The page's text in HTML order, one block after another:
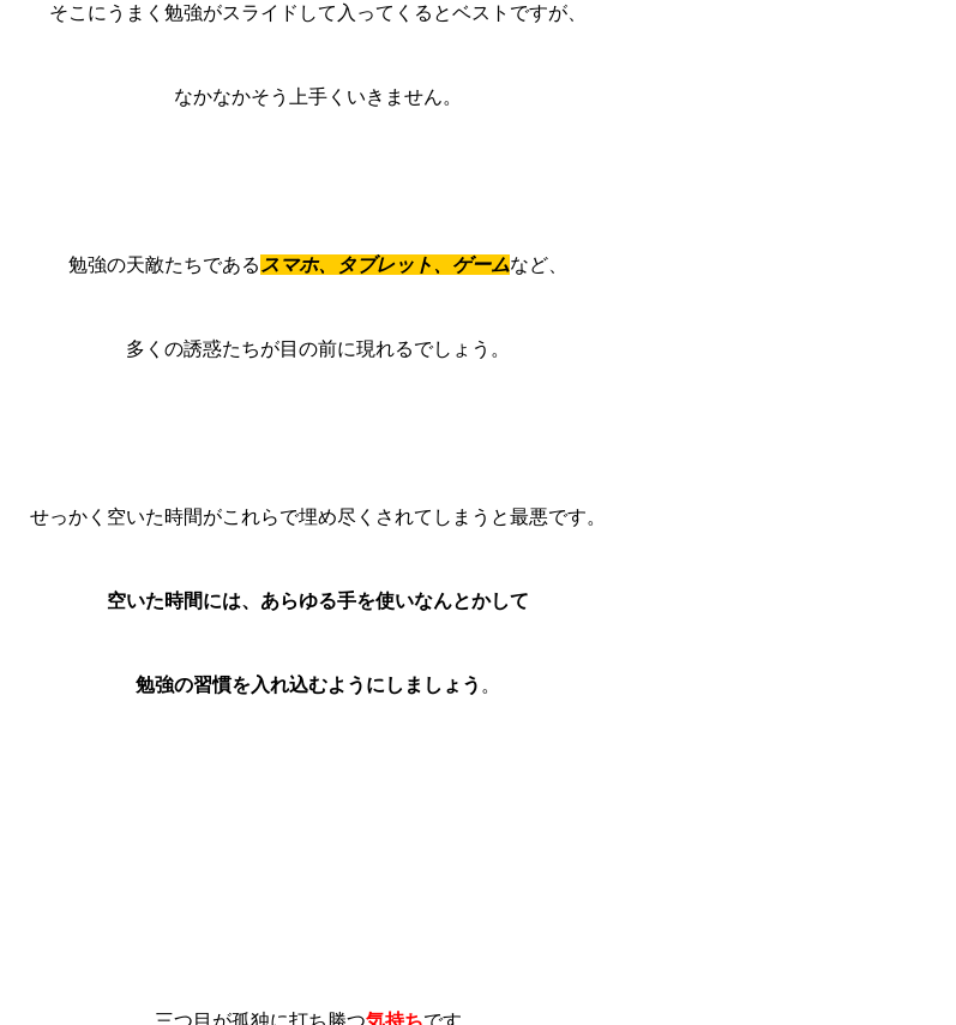
そこにうまく勉強がスライドして入ってくるとベストですが、
なかなかそう上手くいきません。
勉強の天敵たちである スマホ、タブレット、ゲームなど、
多くの誘惑たちが目の前に現れるでしょう。
せっかく空いた時間がこれらで埋め尽くされてしまうと最悪です。
空いた時間には、あらゆる手を使いなんとかして
勉強の習慣を入れ込むようにしましょう 。
三つ目が孤独に打ち勝つ気持ちです。